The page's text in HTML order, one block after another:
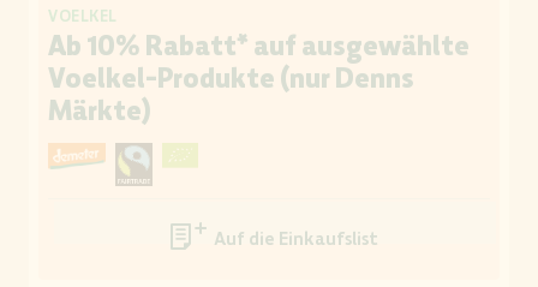
VOELKEL
Ab 10% Rabatt* auf ausgewählte
Voelkel-Produkte (nur Denns
Märkte)
Auf die Einkaufsliste